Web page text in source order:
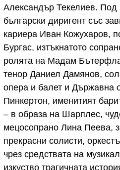
Александър Текелиев. Под
български диригент със
кариера Иван Кожухаров,
Бургас, изтъкнатото
ролята на Мадам
тенор Даниел Дамянов,
опера и балет и Държавна
Пинкертон, именитият
– в образа на Шарплес,
мецосопрано Лина Пеева,
прекрасни солисти,
чрез средствата на
изкуство трагичната